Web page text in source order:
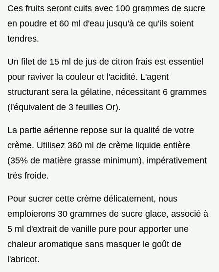
Ces fruits seront cuits avec 100 grammes de sucre
en poudre et 60 ml d'eau jusqu'à ce qu'ils soient
tendres.
Un filet de 15 ml de jus de citron frais est essentiel
pour raviver la couleur et l'acidité. L'agent
structurant sera la gélatine, nécessitant 6 grammes
(l'équivalent de 3 feuilles Or).
La partie aérienne repose sur la qualité de votre
crème. Utilisez 360 ml de crème liquide entière
(35% de matière grasse minimum), impérativement
très froide.
Pour sucrer cette crème délicatement, nous
emploierons 30 grammes de sucre glace, associé à
5 ml d'extrait de vanille pure pour apporter une
chaleur aromatique sans masquer le goût de
l'abricot.